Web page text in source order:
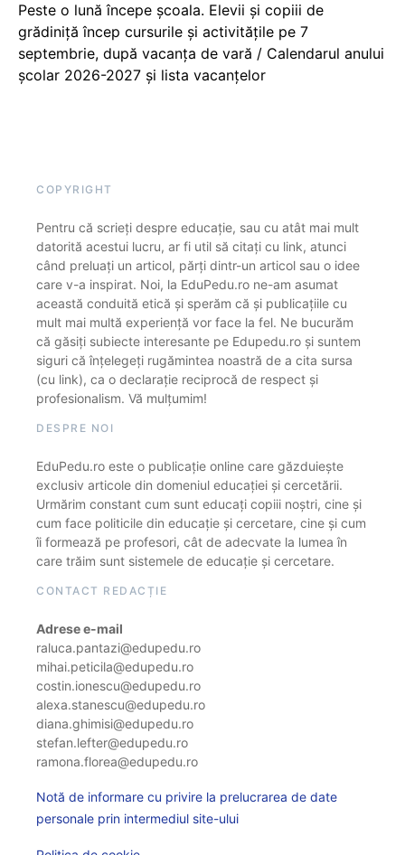
Peste o lună începe școala. Elevii și copiii de
grădiniță încep cursurile și activitățile pe 7
septembrie, după vacanța de vară / Calendarul anului
școlar 2026-2027 și lista vacanțelor
COPYRIGHT
Pentru că scrieți despre educație, sau cu atât mai mult
datorită acestui lucru, ar fi util să citați cu link, atunci
când preluați un articol, părți dintr-un articol sau o idee
care v-a inspirat. Noi, la EduPedu.ro ne-am asumat
această conduită etică și sperăm că și publicațiile cu
mult mai multă experiență vor face la fel. Ne bucurăm
că găsiți subiecte interesante pe Edupedu.ro și suntem
siguri că înțelegeți rugămintea noastră de a cita sursa
(cu link), ca o declarație reciprocă de respect și
profesionalism. Vă mulțumim!
DESPRE NOI
EduPedu.ro este o publicație online care găzduiește
exclusiv articole din domeniul educației și cercetării.
Urmărim constant cum sunt educați copiii noștri, cine și
cum face politicile din educație și cercetare, cine și cum
îi formează pe profesori, cât de adecvate la lumea în
care trăim sunt sistemele de educație și cercetare.
CONTACT REDACȚIE
Adrese e-mail
raluca.pantazi@edupedu.ro
mihai.peticila@edupedu.ro
costin.ionescu@edupedu.ro
alexa.stanescu@edupedu.ro
diana.ghimisi@edupedu.ro
stefan.lefter@edupedu.ro
ramona.florea@edupedu.ro
Notă de informare cu privire la prelucrarea de date
personale prin intermediul site-ului